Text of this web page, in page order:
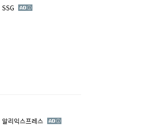
SSG 광
알리익스프레스 광